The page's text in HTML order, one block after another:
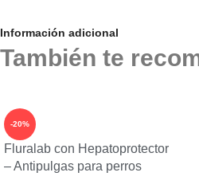
Información adicional
También te
-20%
Fluralab con Hepatoprotector
– Antipulgas para perros